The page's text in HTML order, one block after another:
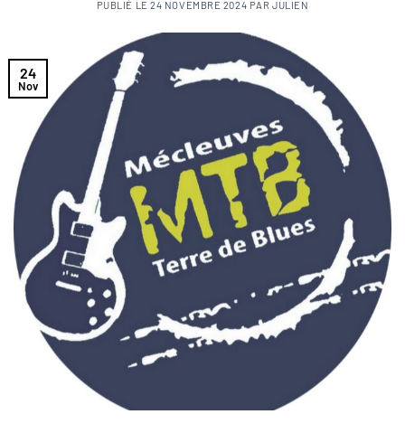
PUBLIÉ LE24 NOVEMBRE 2024 PAR JULIEN
24
Nov